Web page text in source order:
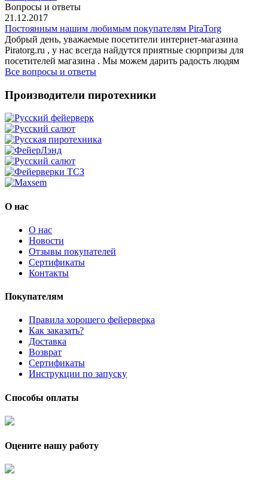
Вопросы и ответы
21.12.2017
Постоянным нашим любимым покупателям PiraTorg
Добрый день, уважаемые посетители интернет-магазина
Piratorg.ru , у нас всегда найдутся приятные сюрпризы для
посетителей магазина . Мы можем дарить радость людям
Все вопросы и ответы
Производители пиротехники
О нас
О нас
Новости
Отзывы покупателей
Сертификаты
Контакты
Покупателям
Правила хорошего фейерверка
Как заказать?
Доставка
Возврат
Сертификаты
Инструкции по запуску
Способы оплаты
Оцените нашу работу